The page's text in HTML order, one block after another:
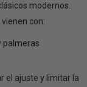
modernos.
con:
palmeras
el ajuste y limitar la